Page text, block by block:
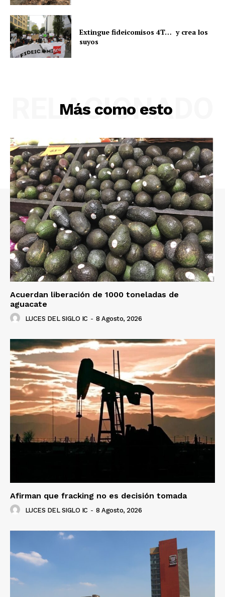
Extingue fideicomisos 4T… y crea los
suyos
Más como esto
RELACIONADO
Acuerdan liberación de 1000 toneladas de
aguacate
LUCES DEL SIGLO IC - 8 Agosto, 2026
Afirman que fracking no es decisión tomada
LUCES DEL SIGLO IC - 8 Agosto, 2026